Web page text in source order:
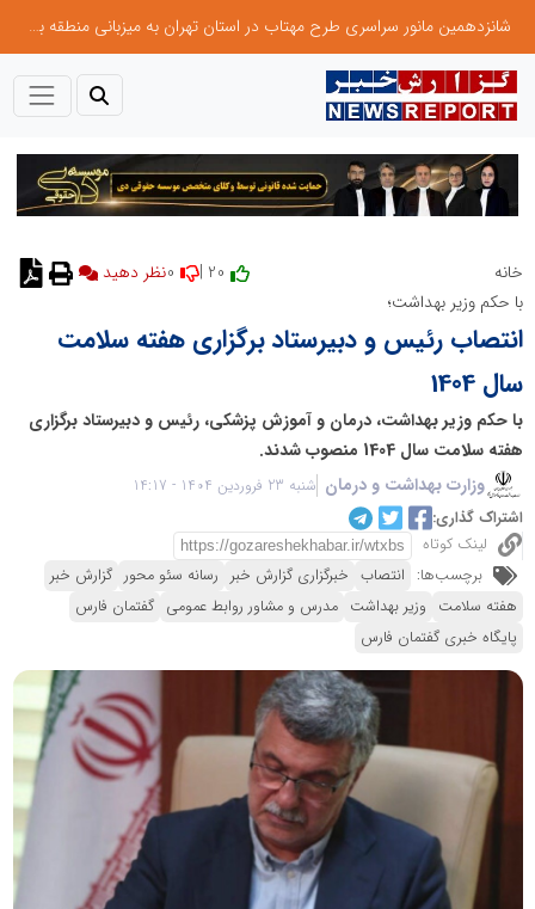
شانزدهمین مانور سراسری طرح مهتاب در استان تهران به میزبانی منطقه برق لواسان
خانه
نظر دهید
با حکم وزیر بهداشت؛
انتصاب رئیس و دبیرستاد برگزاری هفته سلامت
سال 1404
با حکم وزیر بهداشت، درمان و آموزش پزشکی، رئیس و دبیرستاد برگزاری
هفته سلامت سال 1404 منصوب شدند.
وزارت بهداشت و درمان شنبه 23 فروردین 1404 - 14:17
اشتراک گذاری:
لینک کوتاه
برچسب‌ها: انتصاب خبرگزاری گزارش خبر رسانه سئو محور گزارش خبر
هفته سلامت وزیر بهداشت مدرس و مشاور روابط عمومی گفتمان فارس
پایگاه خبری گفتمان فارس